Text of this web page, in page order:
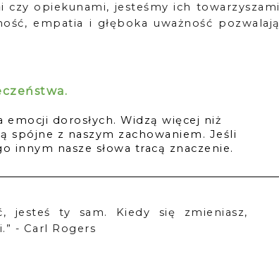
opiekunami, jesteśmy ich towarzyszami
empatia i głęboka uważność pozwalają
emocji dorosłych. Widzą więcej niż
spójne z naszym zachowaniem. Jeśli
innym nasze słowa tracą znaczenie.
jesteś ty sam. Kiedy się zmieniasz,
- Carl Rogers